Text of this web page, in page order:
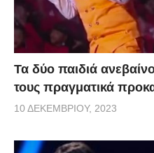
Τα δύο παιδιά
τους πραγματικά
10 ΔΕΚΕΜΒΡΊΟΥ, 2023